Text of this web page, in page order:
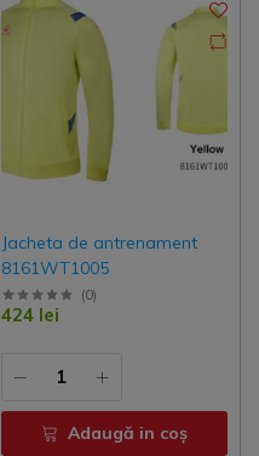
Jacheta de antrenament
8161WT1005
(0)
424 lei
Adaugă in coş